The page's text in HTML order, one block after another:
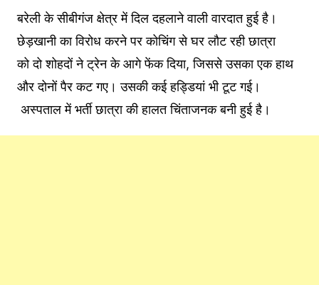
बरेली के सीबीगंज क्षेत्र में दिल दहलाने वाली वारदात हुई है।
छेड़खानी का विरोध करने पर कोचिंग से घर लौट रही छात्रा
को दो शोहदों ने ट्रेन के आगे फेंक दिया, जिससे उसका एक हाथ
और दोनों पैर कट गए। उसकी कई हड्डियां भी टूट गई।
अस्पताल में भर्ती छात्रा की हालत चिंताजनक बनी हुई है।